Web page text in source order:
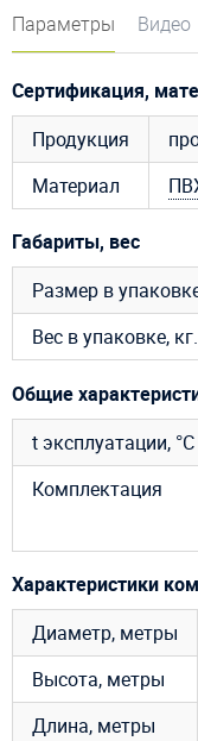
Параметры Видео
Сертификация,
Продукция
Материал
Габариты, вес
Размер в
Вес в упаковке, кг.
Общие
t эксплуатации, °C
Комплектация
Характеристики
Диаметр, метры
Высота, метры
Длина, метры